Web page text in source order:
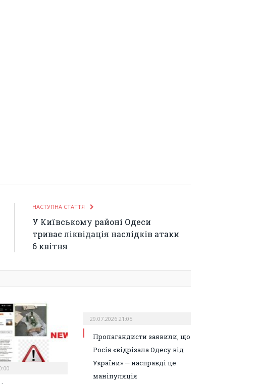
НАСТУПНА СТАТТЯ
У Київському районі Одеси
триває ліквідація наслідків атаки
6 квітня
29.07.2026 21:05
Пропагандисти заявили, що
Росія «відрізала Одесу від
України» — насправді це
маніпуляція